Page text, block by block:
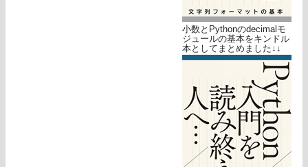
小数とPythonのdecimalモ
ジュールの基本をキンドル
本としてまとめました↓↓